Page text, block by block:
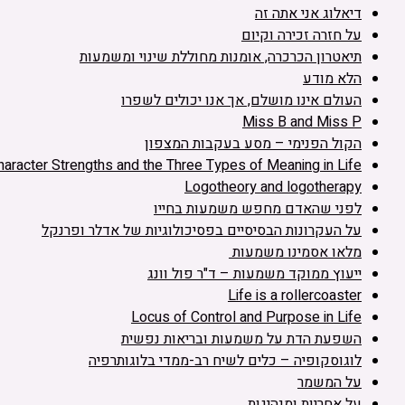
דיאלוג אני אתה זה
על חזרה זכירה וקיום
תיאטרון הכרכרה, אומנות מחוללת שינוי ומשמעות
הלא מודע
העולם אינו מושלם, אך אנו יכולים לשפרו
Miss B and Miss P
הקול הפנימי – מסע בעקבות המצפון
Strengths and the Three Types of Meaning in Life
Logotheory and logotherapy
לפני שהאדם מחפש משמעות בחייו
על העקרונות הבסיסיים בפסיכולוגיות של אדלר ופרנקל
מלאו אסמינו משמעות
ייעוץ ממוקד משמעות – ד"ר פול וונג
Life is a rollercoaster
Locus of Control and Purpose in Life
השפעת הדת על משמעות ובריאות נפשית
לוגוסקופיה – כלים לשיח רב-ממדי בלוגותרפיה
על המשמר